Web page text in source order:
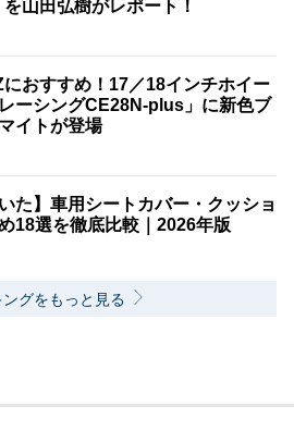
山田弘樹がレポート！
おすすめ！17／18インチホイー
ーシングCE28N-plus」に新色ブ
イトが登場
た】車用シートカバー・クッショ
18選を徹底比較｜2026年版
ングをもっと見る